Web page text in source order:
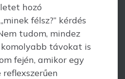
hozó
félsz?” kérdés
tudom, mindez
távokat is
fején, amikor egy